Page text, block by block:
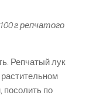
г репчатого
Репчатый лук
посолить по